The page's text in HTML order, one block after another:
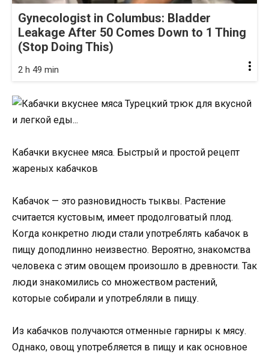
Gynecologist in Columbus: Bladder
Leakage After 50 Comes Down to 1 Thing
(Stop Doing This)
2 h 49 min
Кабачки вкуснее мяса. Быстрый и простой рецепт
жареных кабачков
Кабачок — это разновидность тыквы. Растение
считается кустовым, имеет продолговатый плод.
Когда конкретно люди стали употреблять кабачок в
пищу доподлинно неизвестно. Вероятно, знакомства
человека с этим овощем произошло в древности. Так
люди знакомились со множеством растений,
которые собирали и употребляли в пищу.
Из кабачков получаются отменные гарниры к мясу.
Однако, овощ употребляется в пищу и как основное